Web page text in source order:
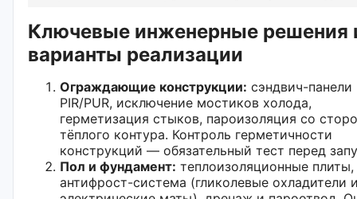
Ключевые инженерные решения
варианты реализации
Ограждающие конструкции: сэндвич-панели
PIR/PUR, исключение мостиков холода,
герметизация стыков, пароизоляция со
тёплого контура. Контроль герметичности
конструкций — обязательный тест перед
Пол и фундамент: теплоизоляционные плиты,
антифрост-система (гликолевые охладители